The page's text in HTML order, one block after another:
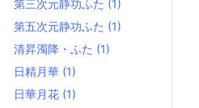
第三次元静功ふた (1)
第五次元静功ふた (1)
清昇濁降・ふた (1)
日精月華 (1)
日華月花 (1)